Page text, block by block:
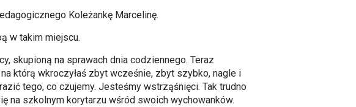
Koleżankę Marcelinę.
w takim miejscu.
skupioną na sprawach dnia codziennego. Teraz
którą wkroczyłaś zbyt wcześnie, zbyt szybko, nagle i
tego, co czujemy. Jesteśmy wstrząśnięci. Tak trudno
na szkolnym korytarzu wśród swoich wychowanków.